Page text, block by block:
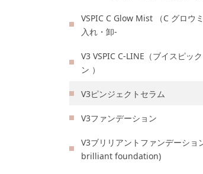
VSPIC C Glow Mist （C グロウ
入れ・卸-
V3 VSPIC C-LINE（ブイスピッ
ン ）
V3ピンジェクトセラム
V3ファンデーション
V3ブリリアントファンデーショ
brilliant foundation)